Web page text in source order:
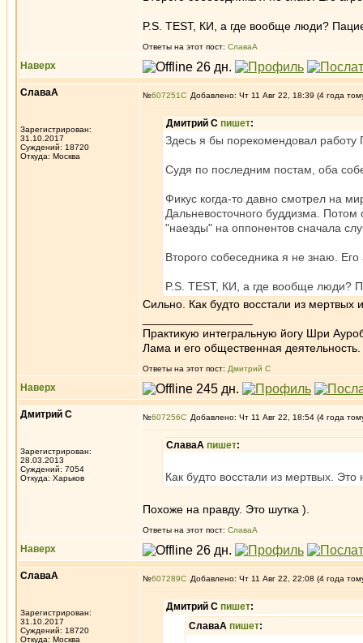
P.S. TEST, КИ, а где вообще люди?
Ответы на этот пост: СлаваА
Наверх
СлаваА
Зарегистрирован:
31.10.2017
Суждений: 18720
Откуда: Москва
№607251 Добавлено: Чт 11 Авг 22, 18:39 (4 года
Дмитрий С пишет:
Здесь я бы порекомендовал работу
Судя по последним постам, оба
Фикус когда-то давно смотрел на
Дальневосточного буддизма.
"наезды" на оппонентов сначала
Второго собеседника я не знаю.
P.S. TEST, КИ, а где вообще люди?
Сильно. Как будто восстали из мертвых
Практикую интегральную йогу Шри
Лама и его общественная деятельность.
Ответы на этот пост: Дмитрий С
Наверх
Дмитрий С
Зарегистрирован:
28.03.2013
Суждений: 7054
Откуда: Харьков
№607256 Добавлено: Чт 11 Авг 22, 18:54 (4 года
СлаваА пишет:
Как будто восстали из мертвых. Это
Похоже на правду. Это шутка ).
Ответы на этот пост: СлаваА
Наверх
СлаваА
Зарегистрирован:
31.10.2017
Суждений: 18720
Откуда: Москва
№607289 Добавлено: Чт 11 Авг 22, 22:08 (4 года
Дмитрий С пишет:
СлаваА пишет: